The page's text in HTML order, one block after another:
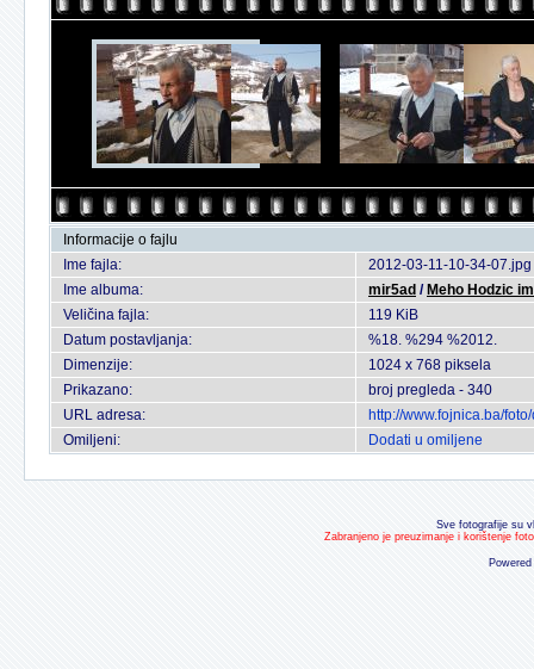
Informacije o fajlu
Ime fajla:
2012-03-11-10-34-07.jpg
Ime albuma:
mir5ad / Meho Hodzic
Veličina fajla:
119 KiB
Datum postavljanja:
%18. %294 %2012.
Dimenzije:
1024 x 768 piksela
Prikazano:
broj pregleda - 340
URL adresa:
http://www.fojnica.ba/
Omiljeni:
Dodati u omiljene
Sve fotografije su
Zabranjeno je preuzimanje i korištenje